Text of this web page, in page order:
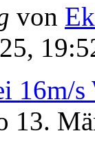
von
16m/
13.